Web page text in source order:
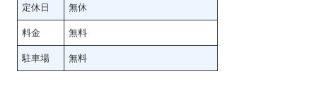
定休日 無休
料金 無料
駐車場 無料